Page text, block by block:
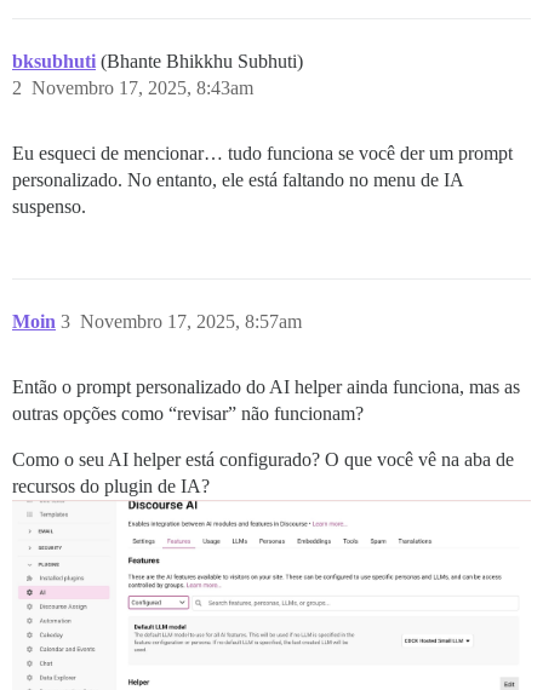
bksubhuti (Bhante Bhikkhu Subhuti)
Novembro 17, 2025, 8:43am
2
Eu esqueci de mencionar… tudo funciona se você der um prompt
personalizado. No entanto, ele está faltando no menu de IA
suspenso.
Moin Novembro 17, 2025, 8:57am
3
Então o prompt personalizado do AI helper ainda funciona, mas as
outras opções como “revisar” não funcionam?
Como o seu AI helper está configurado? O que você vê na aba de
recursos do plugin de IA?